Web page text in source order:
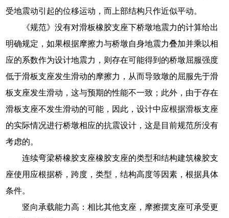
受地震动引起的位移运动，而上部结构只作近似平动。
《规范》没有对滑板橡胶支座下桥墩地震力的计算给出
明确规定，如果根据摩擦力与桥墩自身地震力叠加并乘以相
应的系数作为设计地震力，则存在可能得到的桥墩屈服强度
低于滑板支座发生滑动的摩擦力，从而导致墩的屈服先于滑
板支座发生滑动，这与预期的性能不一致；此外，由于存在
滑板支座不发生滑动的可能，因此，设计中应根据滑板支座
的实际情况进行桥墩相应的抗震设计，这是目前规范所没有
考虑的。
连续弯梁桥橡胶支座橡胶支座的类型和结构建筑橡胶支
座使用应根据桥，跨度，类型，结构高度等因素，根据具体
条件。
竖向承载能力高：相比其他支座，摩擦摆支座可承受更